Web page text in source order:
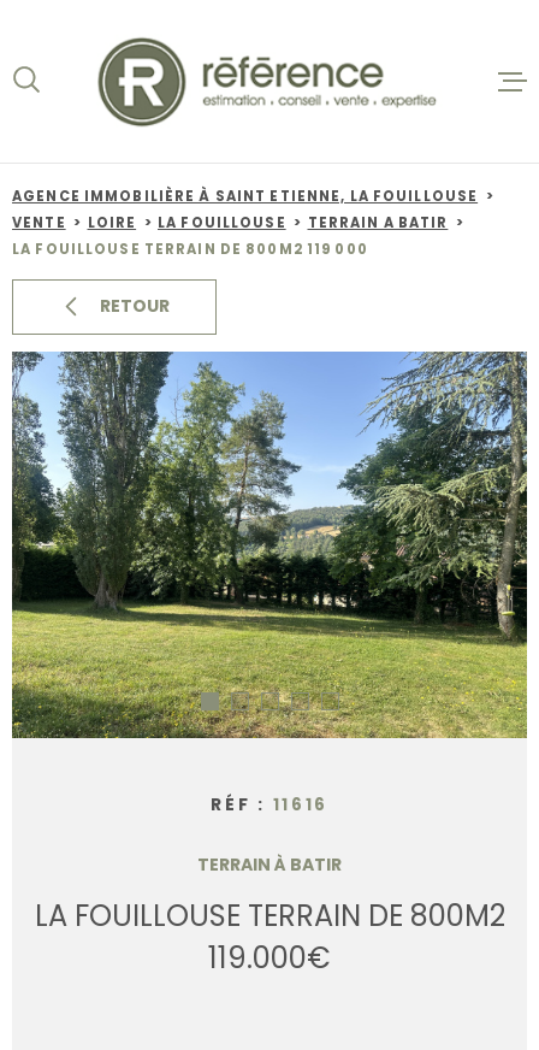
la
recherche
menu
principal
contenu
ACCUEIL
VENTES
BIENS
NOS
ALERTE
CONTACT
AGENCE IMMOBILIÈRE À SAINT ETIENNE, LA FOUILLOUSE
VENTE
LOIRE LA FOUILLOUSE
TERRAIN A BATIR
LA FOUILLOUSE TERRAIN DE 800M2 119 000
RETOUR
RÉF : 11616
TERRAIN À BATIR
LA FOUILLOUSE TERRAIN DE 800M2
119.000€